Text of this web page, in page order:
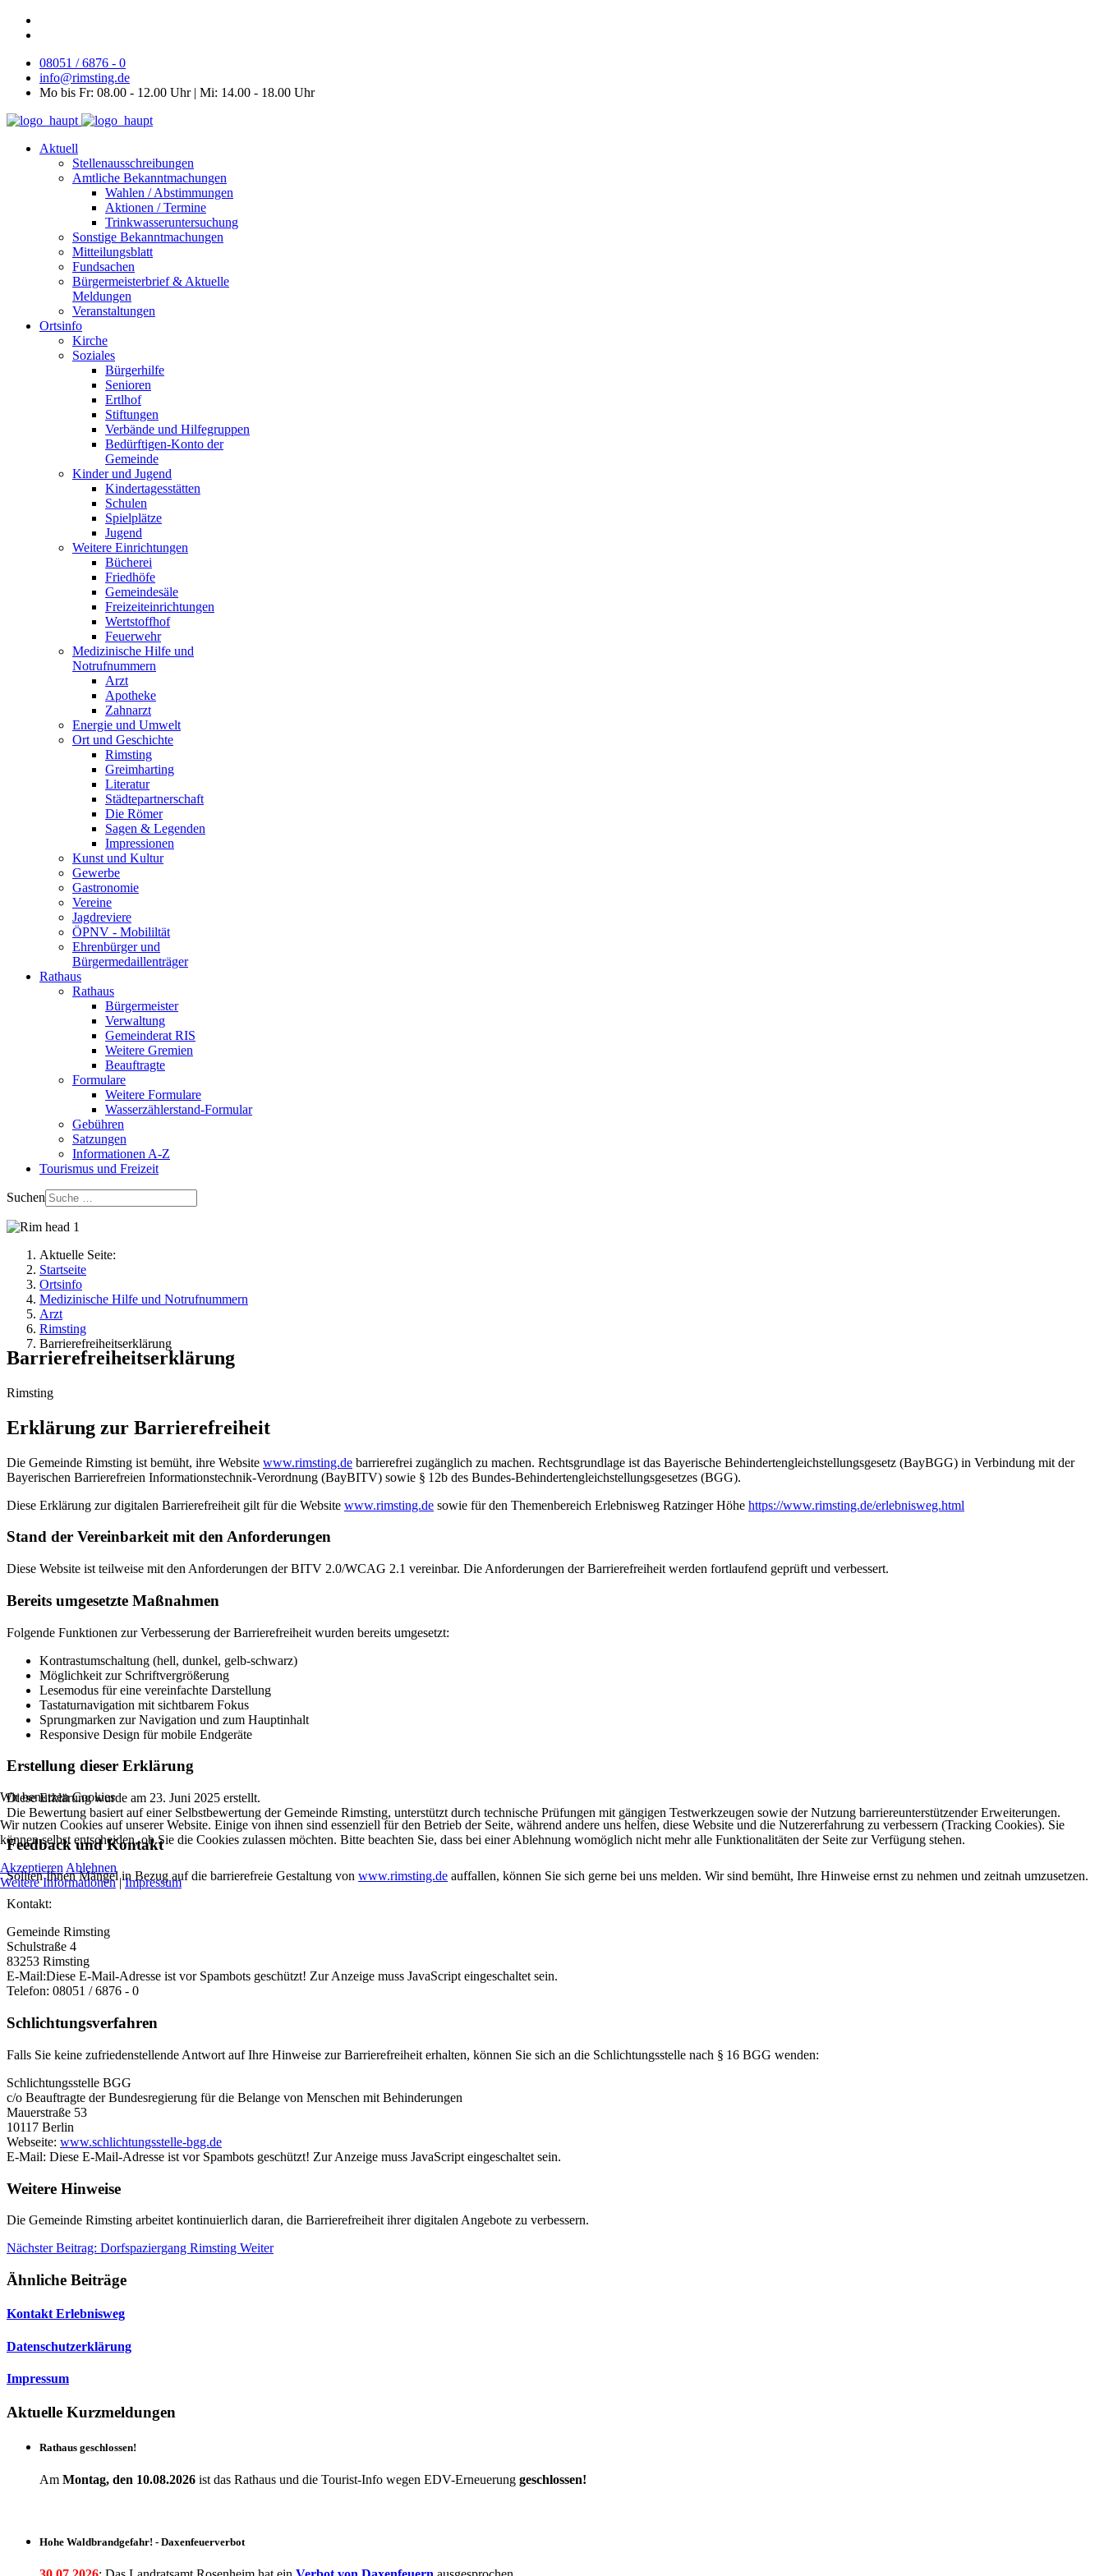
08051 / 6876 - 0
info@rimsting.de
Mo bis Fr: 08.00 - 12.00 Uhr | Mi: 14.00 - 18.00 Uhr
Aktuell
Stellenausschreibungen
Amtliche Bekanntmachungen
Wahlen / Abstimmungen
Aktionen / Termine
Trinkwasseruntersuchung
Sonstige Bekanntmachungen
Mitteilungsblatt
Fundsachen
Bürgermeisterbrief & Aktuelle
Meldungen
Veranstaltungen
Ortsinfo
Kirche
Soziales
Bürgerhilfe
Senioren
Ertlhof
Stiftungen
Verbände und Hilfegruppen
Bedürftigen-Konto der
Gemeinde
Kinder und Jugend
Kindertagesstätten
Schulen
Spielplätze
Jugend
Weitere Einrichtungen
Bücherei
Friedhöfe
Gemeindesäle
Freizeiteinrichtungen
Wertstoffhof
Feuerwehr
Medizinische Hilfe und
Notrufnummern
Arzt
Apotheke
Zahnarzt
Energie und Umwelt
Ort und Geschichte
Rimsting
Greimharting
Literatur
Städtepartnerschaft
Die Römer
Sagen & Legenden
Impressionen
Kunst und Kultur
Gewerbe
Gastronomie
Vereine
Jagdreviere
ÖPNV - Mobililtät
Ehrenbürger und
Bürgermedaillenträger
Rathaus
Rathaus
Bürgermeister
Verwaltung
Gemeinderat RIS
Weitere Gremien
Beauftragte
Formulare
Weitere Formulare
Wasserzählerstand-Formular
Gebühren
Satzungen
Informationen A-Z
Tourismus und Freizeit
Suchen
Aktuelle Seite:
Startseite
Ortsinfo
Medizinische Hilfe und Notrufnummern
Arzt
Rimsting
Barrierefreiheitserklärung
Barrierefreiheitserklärung
Rimsting
Erklärung zur Barrierefreiheit
Die Gemeinde Rimsting ist bemüht, ihre Website www.rimsting.de barrierefrei zugänglich zu machen. Rechtsgrundlage ist das Bayerische Behindertengleichstellungsgesetz (BayBGG) in Verbindung mit der
Bayerischen Barrierefreien Informationstechnik-Verordnung (BayBITV) sowie § 12b des Bundes-Behindertengleichstellungsgesetzes (BGG).
Diese Erklärung zur digitalen Barrierefreiheit gilt für die Website www.rimsting.de sowie für den Themenbereich Erlebnisweg Ratzinger Höhe https://www.rimsting.de/erlebnisweg.html
Stand der Vereinbarkeit mit den Anforderungen
Diese Website ist teilweise mit den Anforderungen der BITV 2.0/WCAG 2.1 vereinbar. Die Anforderungen der Barrierefreiheit werden fortlaufend geprüft und verbessert.
Bereits umgesetzte Maßnahmen
Folgende Funktionen zur Verbesserung der Barrierefreiheit wurden bereits umgesetzt:
Kontrastumschaltung (hell, dunkel, gelb-schwarz)
Möglichkeit zur Schriftvergrößerung
Lesemodus für eine vereinfachte Darstellung
Tastaturnavigation mit sichtbarem Fokus
Sprungmarken zur Navigation und zum Hauptinhalt
Responsive Design für mobile Endgeräte
Erstellung dieser Erklärung
Diese Erklärung wurde am 23. Juni 2025 erstellt.
Die Bewertung basiert auf einer Selbstbewertung der Gemeinde Rimsting, unterstützt durch technische Prüfungen mit gängigen Testwerkzeugen sowie der Nutzung barriereunterstützender Erweiterungen.
Feedback und Kontakt
Sollten Ihnen Mängel in Bezug auf die barrierefreie Gestaltung von www.rimsting.de auffallen, können Sie sich gerne bei uns melden. Wir sind bemüht, Ihre Hinweise ernst zu nehmen und zeitnah umzusetzen.
Kontakt:
Gemeinde Rimsting
Schulstraße 4
83253 Rimsting
E-Mail:Diese E-Mail-Adresse ist vor Spambots geschützt! Zur Anzeige muss JavaScript eingeschaltet sein.
Telefon: 08051 / 6876 - 0
Schlichtungsverfahren
Falls Sie keine zufriedenstellende Antwort auf Ihre Hinweise zur Barrierefreiheit erhalten, können Sie sich an die Schlichtungsstelle nach § 16 BGG wenden:
Schlichtungsstelle BGG
c/o Beauftragte der Bundesregierung für die Belange von Menschen mit Behinderungen
Mauerstraße 53
10117 Berlin
Webseite: www.schlichtungsstelle-bgg.de
E-Mail: Diese E-Mail-Adresse ist vor Spambots geschützt! Zur Anzeige muss JavaScript eingeschaltet sein.
Weitere Hinweise
Die Gemeinde Rimsting arbeitet kontinuierlich daran, die Barrierefreiheit ihrer digitalen Angebote zu verbessern.
Nächster Beitrag: Dorfspaziergang Rimsting Weiter
Ähnliche Beiträge
Kontakt Erlebnisweg
Datenschutzerklärung
Impressum
Aktuelle Kurzmeldungen
Rathaus geschlossen!
Am Montag, den 10.08.2026 ist das Rathaus und die Tourist-Info wegen EDV-Erneuerung geschlossen!
Hohe Waldbrandgefahr! - Daxenfeuerverbot
Wir benutzen Cookies
Wir nutzen Cookies auf unserer Website. Einige von ihnen sind essenziell für den Betrieb der Seite, während andere uns helfen, diese Website und die Nutzererfahrung zu verbessern (Tracking Cookies). Sie
können selbst entscheiden, ob Sie die Cookies zulassen möchten. Bitte beachten Sie, dass bei einer Ablehnung womöglich nicht mehr alle Funktionalitäten der Seite zur Verfügung stehen.
Akzeptieren Ablehnen
Weitere Informationen|Impressum